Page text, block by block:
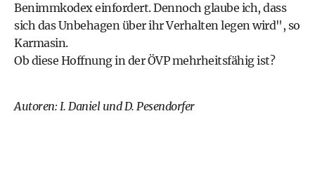
Benimmkodex einfordert. Dennoch glaube ich, dass
sich das Unbehagen über ihr Verhalten legen wird", so
Karmasin.
Ob diese Hoffnung in der ÖVP mehrheitsfähig ist?
Autoren: I. Daniel und D. Pesendorfer